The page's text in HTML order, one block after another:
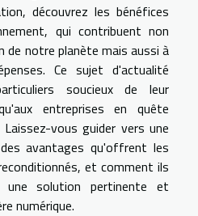
découvrez les bénéfices
qui contribuent non
de notre planète mais aussi à
Ce sujet d'actualité
soucieux de leur
entreprises en quête
vous guider vers une
avantages qu'offrent les
et comment ils
une solution pertinente et
numérique.